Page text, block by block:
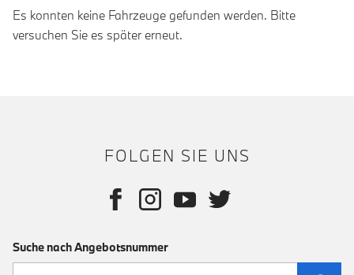
Es konnten keine Fahrzeuge gefunden werden. Bitte
versuchen Sie es später erneut.
FOLGEN SIE UNS
Suche nach Angebotsnummer